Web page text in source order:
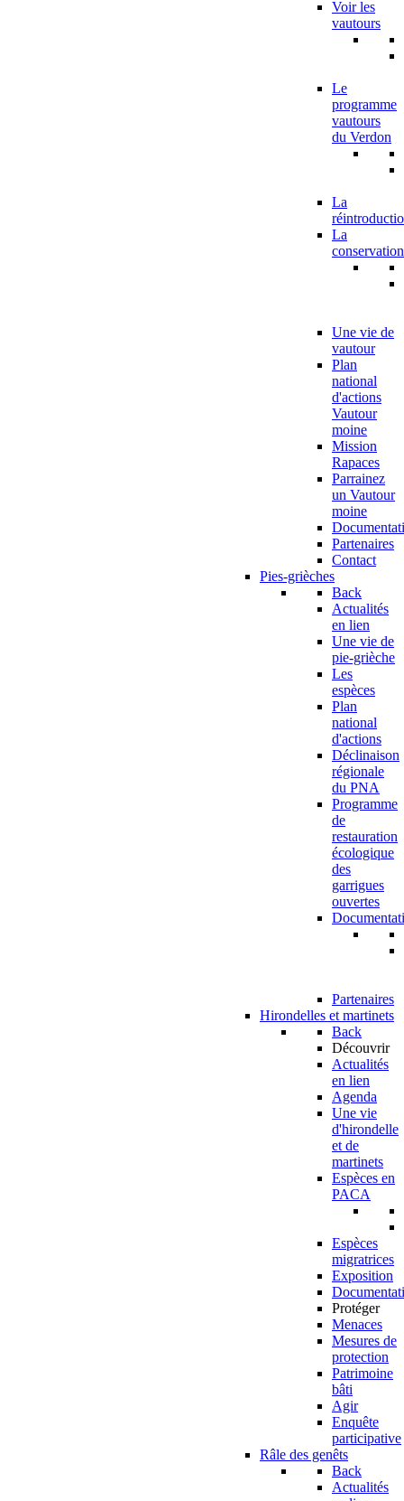
Voir les
vautours
Le
programme
vautours
du Verdon
La
La
conservation
Une vie de
vautour
Plan
national
d'actions
Vautour
moine
Mission
Rapaces
Parrainez
un Vautour
moine
Partenaires
Contact
Pies-grièches
Back
Actualités
en lien
Une vie de
pie-grièche
Les
espèces
Plan
national
d'actions
Déclinaison
régionale
du PNA
Programme
de
restauration
écologique
des
garrigues
ouvertes
Partenaires
Hirondelles et martinets
Back
Découvrir
Actualités
en lien
Agenda
Une vie
d'hirondelle
et de
martinets
Espèces en
PACA
Espèces
migratrices
Exposition
Protéger
Menaces
Mesures de
protection
Patrimoine
bâti
Agir
Enquête
participative
Râle des genêts
Back
Actualités